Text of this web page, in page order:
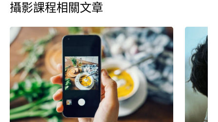
攝影課程相關文章